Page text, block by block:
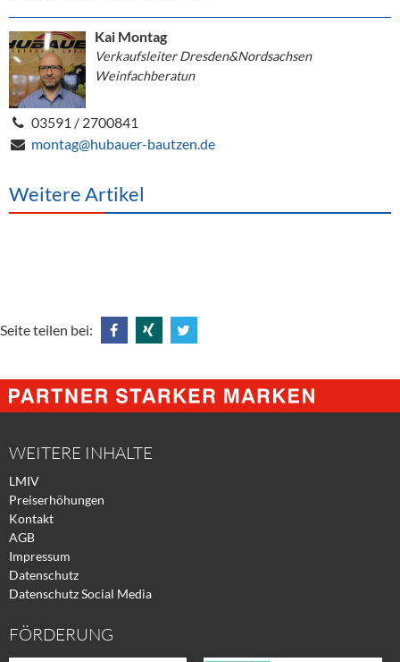
Kai Montag
Verkaufsleiter Dresden&Nordsachsen
Weinfachberatun
03591 / 2700841
montag@hubauer-bautzen.de
Weitere Artikel
Seite teilen bei:
@
Facebook
@
Xing
@
Twitter
WEITERE INHALTE
LMIV
Preiserhöhungen
Kontakt
AGB
Impressum
Datenschutz
Datenschutz Social Media
FÖRDERUNG